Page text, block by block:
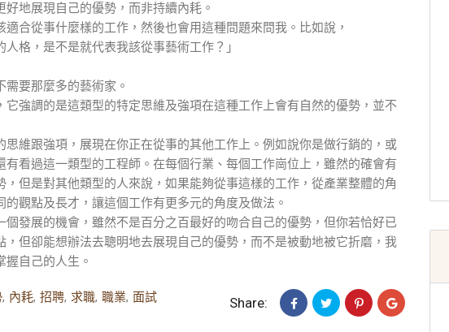
地展現自己的優勢，而非持續內耗。
合從事什麼樣的工作，然後也會用這種問題來問我。比如說，
人格，是不是就代表我該從事藝術工作？」
要那麼多的藝術家。
強調的是這類型的特定思維及強項在這種工作上會有自然的優勢，並不
維跟強項，展現在你正在從事的其他工作上。例如說你是做行銷的，或
看過這一類型的工程師。在每個行業、每個工作崗位上，雖然的確會有
但是對其他類型的人來說，如果能夠從事這樣的工作，從產業整體的角
觀點及長才，讓這個工作有更多元的角度及做法。
發展的機會，雖然不是百分之百最好的吻合自己的優勢，但你若恰好已
但卻能想辦法去聰明地去展現自己的優勢，而不是被動地被它折磨，我
自己的人生。
, 內耗, 招聘, 求職, 職業, 面試 Share: